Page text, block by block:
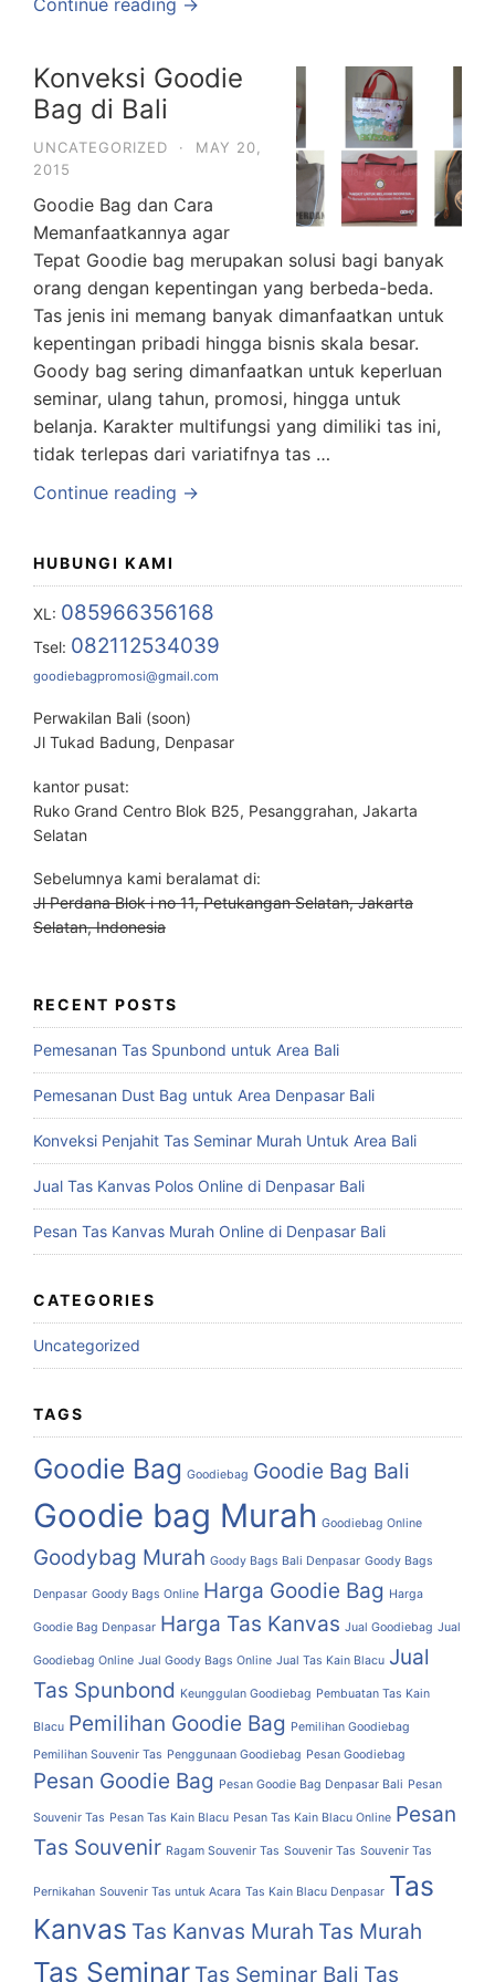
Konveksi Goodie
Bag di Bali
UNCATEGORIZED ·
MAY 20,
2015
Goodie Bag dan Cara
Memanfaatkannya agar
Tepat Goodie bag merupakan solusi bagi banyak
orang dengan kepentingan yang berbeda-beda.
Tas jenis ini memang banyak dimanfaatkan untuk
kepentingan pribadi hingga bisnis skala besar.
Goody bag sering dimanfaatkan untuk keperluan
seminar, ulang tahun, promosi, hingga untuk
belanja. Karakter multifungsi yang dimiliki tas ini,
tidak terlepas dari variatifnya tas …
Continue reading →
HUBUNGI KAMI
XL: 085966356168
Tsel: 082112534039
goodiebagpromosi@gmail.com
Perwakilan Bali (soon)
Jl Tukad Badung, Denpasar
kantor pusat:
Ruko Grand Centro Blok B25, Pesanggrahan, Jakarta
Selatan
Sebelumnya kami beralamat di:
Jl Perdana Blok i no 11, Petukangan Selatan, Jakarta
Selatan, Indonesia
RECENT POSTS
Pemesanan Tas Spunbond untuk Area Bali
Pemesanan Dust Bag untuk Area Denpasar Bali
Konveksi Penjahit Tas Seminar Murah Untuk Area Bali
Jual Tas Kanvas Polos Online di Denpasar Bali
Pesan Tas Kanvas Murah Online di Denpasar Bali
CATEGORIES
Uncategorized
TAGS
Goodie Bag Goodiebag Goodie Bag Bali
Goodie bag Murah Goodiebag Online
Goodybag Murah Goody Bags Bali Denpasar Goody Bags
Denpasar Goody Bags Online Harga Goodie Bag Harga
Goodie Bag Denpasar Harga Tas Kanvas Jual Goodiebag Jual
Goodiebag Online Jual Goody Bags Online Jual Tas Kain Blacu Jual
Tas Spunbond Keunggulan Goodiebag Pembuatan Tas Kain
Blacu Pemilihan Goodie Bag Pemilihan Goodiebag
Pemilihan Souvenir Tas Penggunaan Goodiebag Pesan Goodiebag
Pesan Goodie Bag Pesan Goodie Bag Denpasar Bali Pesan
Souvenir Tas Pesan Tas Kain Blacu Pesan Tas Kain Blacu Online Pesan
Tas Souvenir Ragam Souvenir Tas Souvenir Tas Souvenir Tas
Pernikahan Souvenir Tas untuk Acara Tas Kain Blacu Denpasar Tas
Kanvas Tas Kanvas Murah Tas Murah
Tas Seminar Tas Seminar Bali Tas